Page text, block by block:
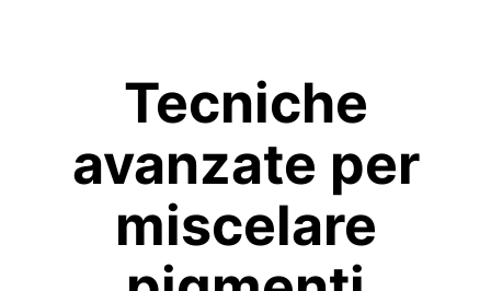
Tecniche
avanzate per
miscelare